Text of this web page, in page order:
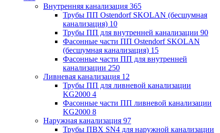
Внутренняя канализация 365
Трубы ПП Ostendorf SKOLAN (бесшумная
канализация) 10
Трубы ПП для внутренней канализации 90
Фасонные части ПП Ostendorf SKOLAN
(бесшумная канализация) 15
Фасонные части ПП для внутренней
канализации 250
Ливневая канализация 12
Трубы ПП для ливневой канализации
KG2000 4
Фасонные части ПП ливневой канализации
KG2000 8
Наружная канализация 97
Трубы ПВХ SN4 для наружной канализации